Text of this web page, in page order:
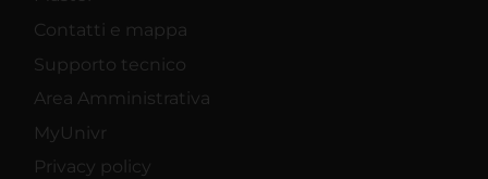
Contatti e mappa
Supporto tecnico
Area Amministrativa
MyUnivr
Privacy policy